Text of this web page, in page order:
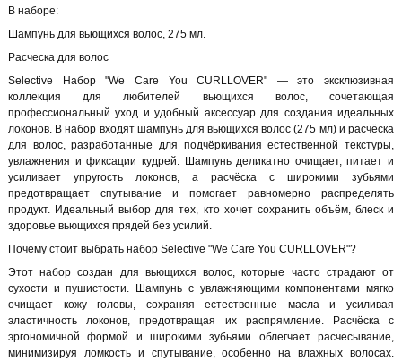
В наборе:
Шампунь для вьющихся волос, 275 мл.
Расческа для волос
Selective Набор "We Care You CURLLOVER" — это эксклюзивная
коллекция для любителей вьющихся волос, сочетающая
профессиональный уход и удобный аксессуар для создания идеальных
локонов. В набор входят шампунь для вьющихся волос (275 мл) и расчёска
для волос, разработанные для подчёркивания естественной текстуры,
увлажнения и фиксации кудрей. Шампунь деликатно очищает, питает и
усиливает упругость локонов, а расчёска с широкими зубьями
предотвращает спутывание и помогает равномерно распределять
продукт. Идеальный выбор для тех, кто хочет сохранить объём, блеск и
здоровье вьющихся прядей без усилий.
Почему стоит выбрать набор Selective "We Care You CURLLOVER"?
Этот набор создан для вьющихся волос, которые часто страдают от
сухости и пушистости. Шампунь с увлажняющими компонентами мягко
очищает кожу головы, сохраняя естественные масла и усиливая
эластичность локонов, предотвращая их распрямление. Расчёска с
эргономичной формой и широкими зубьями облегчает расчесывание,
минимизируя ломкость и спутывание, особенно на влажных волосах.